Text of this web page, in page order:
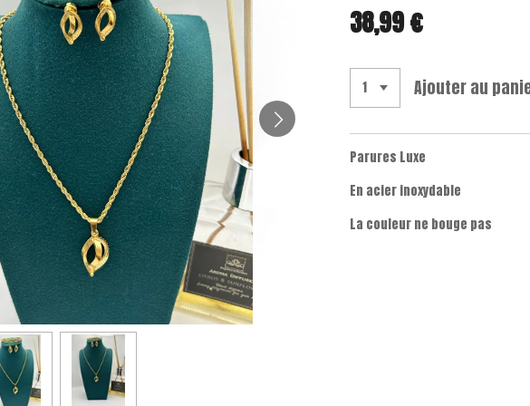
38,99 €
Ajouter au
Parures Luxe
En acier inoxydable
La couleur ne bouge pas